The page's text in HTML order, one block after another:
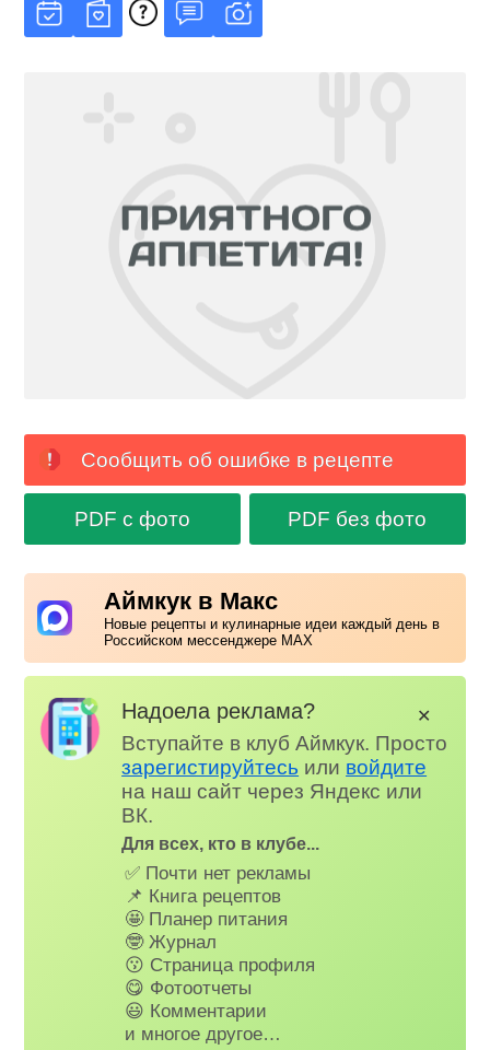
Сообщить об ошибке в рецепте
PDF с фото PDF без фото
Аймкук в Макс
Новые рецепты и кулинарные идеи каждый день в
Российском мессенджере MAX
Надоела реклама?
Вступайте в клуб Аймкук. Просто
зарегистируйтесь или войдите
на наш сайт через Яндекс или
ВК.
Для всех, кто в клубе...
✅ Почти нет рекламы
📌 Книга рецептов
🤩 Планер питания
🤓 Журнал
😗 Страница профиля
😋 Фотоотчеты
😃 Комментарии
и многое другое…
✕